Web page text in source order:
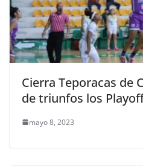
Cierra Teporacas de
de triunfos los
mayo 8, 2023